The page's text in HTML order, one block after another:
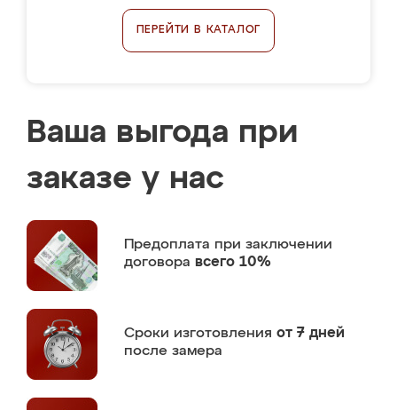
ПЕРЕЙТИ В КАТАЛОГ
Ваша выгода при
заказе у нас
Предоплата при заключении
договора всего 10%
Сроки изготовления от 7 дней
после замера